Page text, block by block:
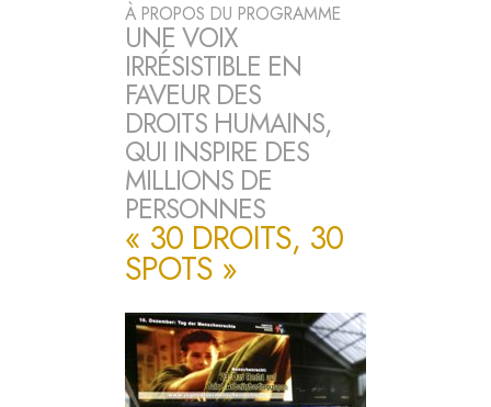
À PROPOS DU PROGRAMME
UNE VOIX
IRRÉSISTIBLE EN
FAVEUR DES
DROITS HUMAINS,
QUI INSPIRE DES
MILLIONS DE
PERSONNES
« 30 DROITS, 30
SPOTS »